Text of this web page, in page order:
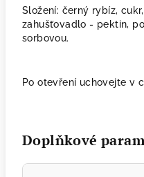
Složení: černý rybíz,
zahušťovadlo - pektin,
sorbovou.
Po otevření uchovejte v
Doplňkové